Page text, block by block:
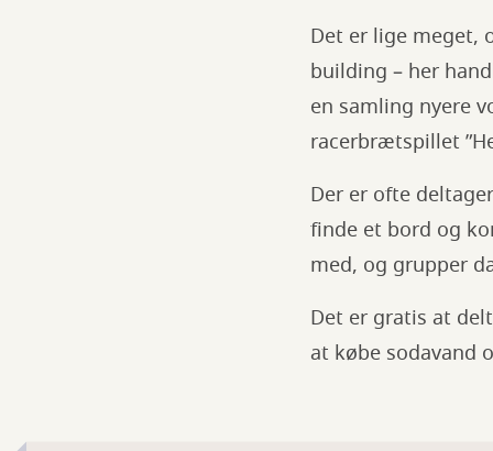
Det er lige meget,
building – her
en samling nyere
racerbrætspillet
Der er ofte
finde et bord og
med, og grupper
Det er gratis at
at købe sodavand